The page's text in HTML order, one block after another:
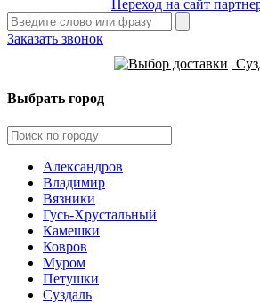
Переход на сайт
Заказать звонок
Выбрать город
Александров
Владимир
Вязники
Гусь-Хрустальный
Камешки
Ковров
Муром
Петушки
Суздаль